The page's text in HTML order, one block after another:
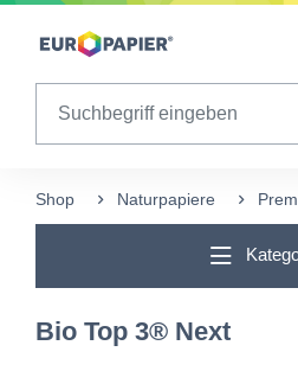
Table Of Content
Ergänzende Produkte
Shop Naturpapiere
Bio Top 3® Next